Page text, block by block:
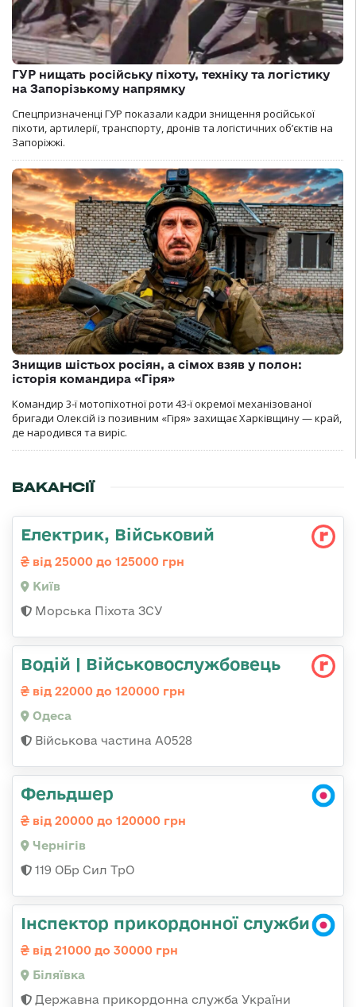
ГУР нищать російську піхоту, техніку та логістику
на Запорізькому напрямку
Спецпризначенці ГУР показали кадри знищення російської
піхоти, артилерії, транспорту, дронів та логістичних об’єктів на
Запоріжжі.
Знищив шістьох росіян, а сімох взяв у полон:
історія командира «Гіря»
Командир 3-ї мотопіхотної роти 43-ї окремої механізованої
бригади Олексій із позивним «Гіря» захищає Харківщину — край,
де народився та виріс.
ВАКАНСІЇ
Електрик, Військовий
від 25000 до 125000 грн
Київ
Морська Піхота ЗСУ
Водій | Військовослужбовець
від 22000 до 120000 грн
Одеса
Військова частина А0528
Фельдшер
від 20000 до 120000 грн
Чернігів
119 ОБр Сил ТрО
Інспектор прикордонної служби
від 21000 до 30000 грн
Біляївка
Державна прикордонна служба України